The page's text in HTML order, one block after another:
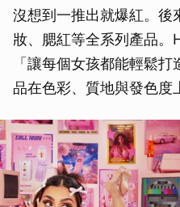
沒想到一推出就爆紅。後
妝、腮紅等全系列產品。
「讓每個女孩都能輕鬆
品在色彩、質地與發色度